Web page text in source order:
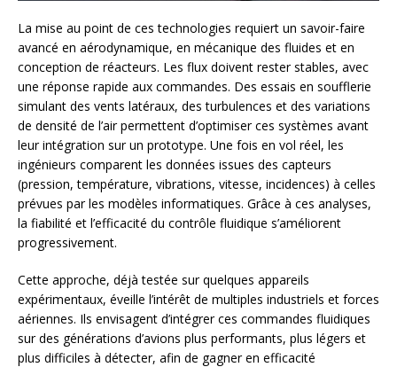
La mise au point de ces technologies requiert un savoir-faire
avancé en aérodynamique, en mécanique des fluides et en
conception de réacteurs. Les flux doivent rester stables, avec
une réponse rapide aux commandes. Des essais en soufflerie
simulant des vents latéraux, des turbulences et des variations
de densité de l’air permettent d’optimiser ces systèmes avant
leur intégration sur un prototype. Une fois en vol réel, les
ingénieurs comparent les données issues des capteurs
(pression, température, vibrations, vitesse, incidences) à celles
prévues par les modèles informatiques. Grâce à ces analyses,
la fiabilité et l’efficacité du contrôle fluidique s’améliorent
progressivement.
Cette approche, déjà testée sur quelques appareils
expérimentaux, éveille l’intérêt de multiples industriels et forces
aériennes. Ils envisagent d’intégrer ces commandes fluidiques
sur des générations d’avions plus performants, plus légers et
plus difficiles à détecter, afin de gagner en efficacité